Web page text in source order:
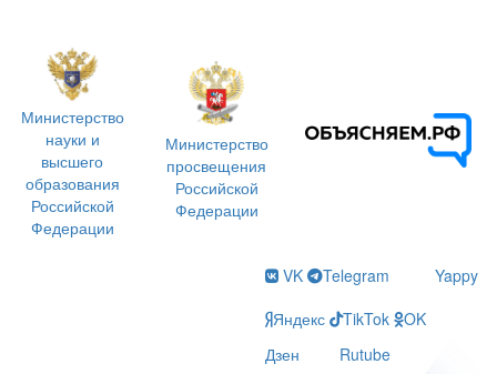
Министерство
науки и
высшего
образования
Российской
Федерации
Министерство
просвещения
Российской
Федерации
VK Telegram
Yappy
Яндекс
TikTok
OK
Дзен
Rutube